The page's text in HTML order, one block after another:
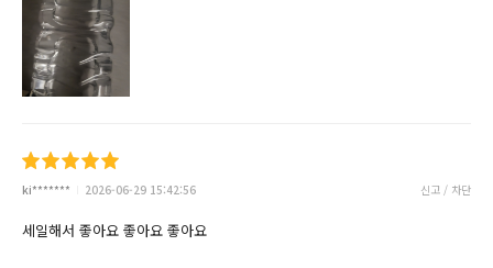
ki******* 2026-06-29 15:42:56 신고 / 차단
세일해서 좋아요 좋아요 좋아요